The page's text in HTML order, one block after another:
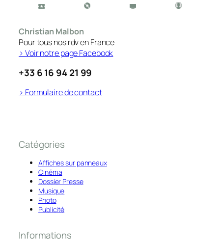
Christian Malbon
Pour tous nos rdv en France
> Voir notre page Facebook
+33 6 16 94 21 99
> Formulaire de contact
Catégories
Affiches sur panneaux
Cinéma
Dossier Presse
Musique
Photo
Publicité
Informations